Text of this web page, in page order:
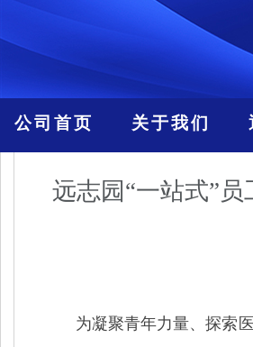
公司首页 关于我们
远志园“一站式”
为凝聚青年力量、探索